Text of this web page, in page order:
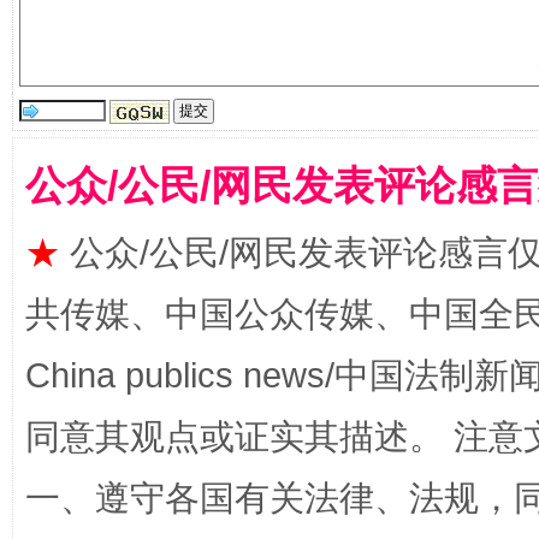
国家大学科技园优化重塑工作
扯下公款旅游的“隐身衣” 如何以
公众/公民/网民发表评论感
★ 公众/公民/网民发表评论感言
共传媒、中国公众传媒、中国全
China publics news/中国法制新
同意其观点或证实其描述。 注
一、遵守各国有关法律、法规，